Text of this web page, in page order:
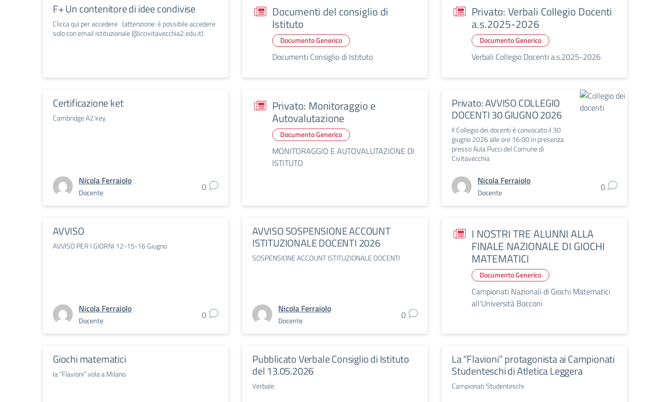
F+ Un contenitore di idee condivise
Clicca qui per accedere (attenzione: è possibile accedere
solo con email istituzionale @iccivitavecchia2.edu.it)
Documenti del consiglio di
Istituto
Documento Generico
Documenti Consiglio di Istituto
Privato: Verbali Collegio Docenti
a.s.2025-2026
Documento Generico
Verbali Collegio Docenti a.s.2025-2026
Certificazione ket
Cambridge A2 key
Nicola Ferraiolo
Docente 0
Privato: Monitoraggio e
Autovalutazione
Documento Generico
MONITORAGGIO E AUTOVALUTAZIONE DI
ISTITUTO
Privato: AVVISO COLLEGIO
DOCENTI 30 GIUGNO 2026
Il Collegio dei docenti è convocato il 30
giugno 2026 alle ore 16:00 in presenza
presso Aula Pucci del Comune di
Civitavecchia
Nicola Ferraiolo
Docente 0
AVVISO
AVVISO PER I GIORNI 12-15-16 Giugno
Nicola Ferraiolo
Docente 0
AVVISO SOSPENSIONE ACCOUNT
ISTITUZIONALE DOCENTI 2026
SOSPENSIONE ACCOUNT ISTITUZIONALE DOCENTI
Nicola Ferraiolo
Docente 0
I NOSTRI TRE ALUNNI ALLA
FINALE NAZIONALE DI GIOCHI
MATEMATICI
Documento Generico
Campionati Nazionali di Giochi Matematici
all'Università Bocconi
Giochi matematici
la “Flavioni” vola a Milano
Pubblicato Verbale Consiglio di Istituto
del 13.05.2026
Verbale
La “Flavioni” protagonista ai Campionati
Studenteschi di Atletica Leggera
Campionati Studenteschi